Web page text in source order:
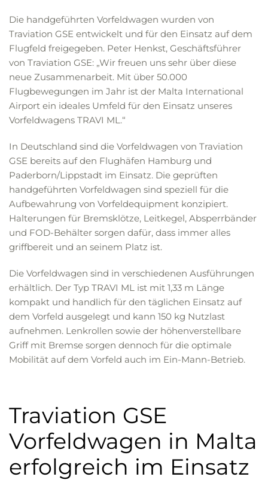
Die handgeführten Vorfeldwagen wurden von
Traviation GSE entwickelt und für den Einsatz auf dem
Flugfeld freigegeben. Peter Henkst, Geschäftsführer
von Traviation GSE: „Wir freuen uns sehr über diese
neue Zusammenarbeit. Mit über 50.000
Flugbewegungen im Jahr ist der Malta International
Airport ein ideales Umfeld für den Einsatz unseres
Vorfeldwagens TRAVI ML.“
In Deutschland sind die Vorfeldwagen von Traviation
GSE bereits auf den Flughäfen Hamburg und
Paderborn/Lippstadt im Einsatz. Die geprüften
handgeführten Vorfeldwagen sind speziell für die
Aufbewahrung von Vorfeldequipment konzipiert.
Halterungen für Bremsklötze, Leitkegel, Absperrbänder
und FOD-Behälter sorgen dafür, dass immer alles
griffbereit und an seinem Platz ist.
Die Vorfeldwagen sind in verschiedenen Ausführungen
erhältlich. Der Typ TRAVI ML ist mit 1,33 m Länge
kompakt und handlich für den täglichen Einsatz auf
dem Vorfeld ausgelegt und kann 150 kg Nutzlast
aufnehmen. Lenkrollen sowie der höhenverstellbare
Griff mit Bremse sorgen dennoch für die optimale
Mobilität auf dem Vorfeld auch im Ein-Mann-Betrieb.
Traviation GSE
Vorfeldwagen in Malta
erfolgreich im Einsatz